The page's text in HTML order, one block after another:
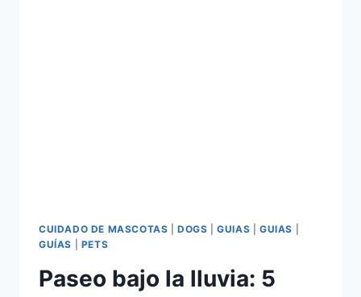
CUIDADO DE MASCOTAS |DOGS |GUIAS |GUIAS
GUÍAS
PETS
Paseo bajo la lluvia: 5